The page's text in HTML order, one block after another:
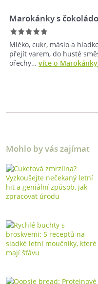
Marokánky s
Mléko, cukr, máslo a
přejít varem, do husté
ořechy… více o
Mohlo by vás zajímat